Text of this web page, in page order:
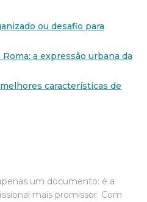
ou desafio para
a expressão urbana da
características de
um documento: é a
mais promissor. Com